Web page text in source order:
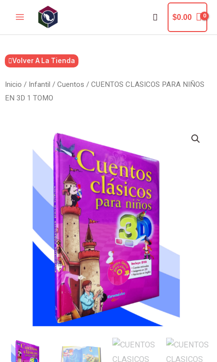
contenido
Buscar
$0.00
Volver A La Tienda
Inicio / Infantil / Cuentos / CUENTOS CLASICOS PARA NIÑOS
EN 3D 1 TOMO